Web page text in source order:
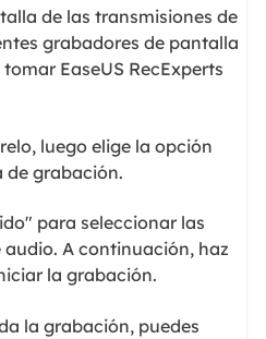
de las transmisiones de
grabadores de pantalla
EaseUS RecExperts
luego elige la opción
de grabación.
para seleccionar las
A continuación, haz
la grabación.
la grabación, puedes